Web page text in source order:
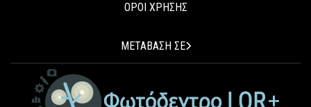
ΟΡΟΙ ΧΡΗΣΗΣ
ΜΕΤΑΒΑΣΗ ΣΕ